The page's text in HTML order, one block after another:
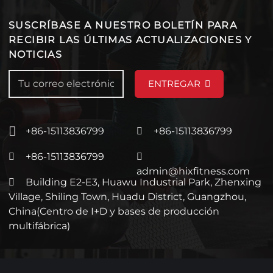
SUSCRÍBASE A NUESTRO BOLETÍN PARA
RECIBIR LAS ÚLTIMAS ACTUALIZACIONES Y
NOTICIAS
ENTREGAR
+86-15113836799 +86-15113836799
+86-15113836799
admin@hixfitness.com
Building E2-E3, Huawu Industrial Park, Zhenxing
Village, Shiling Town, Huadu District, Guangzhou,
China(Centro de I+D y bases de producción
multifábrica)